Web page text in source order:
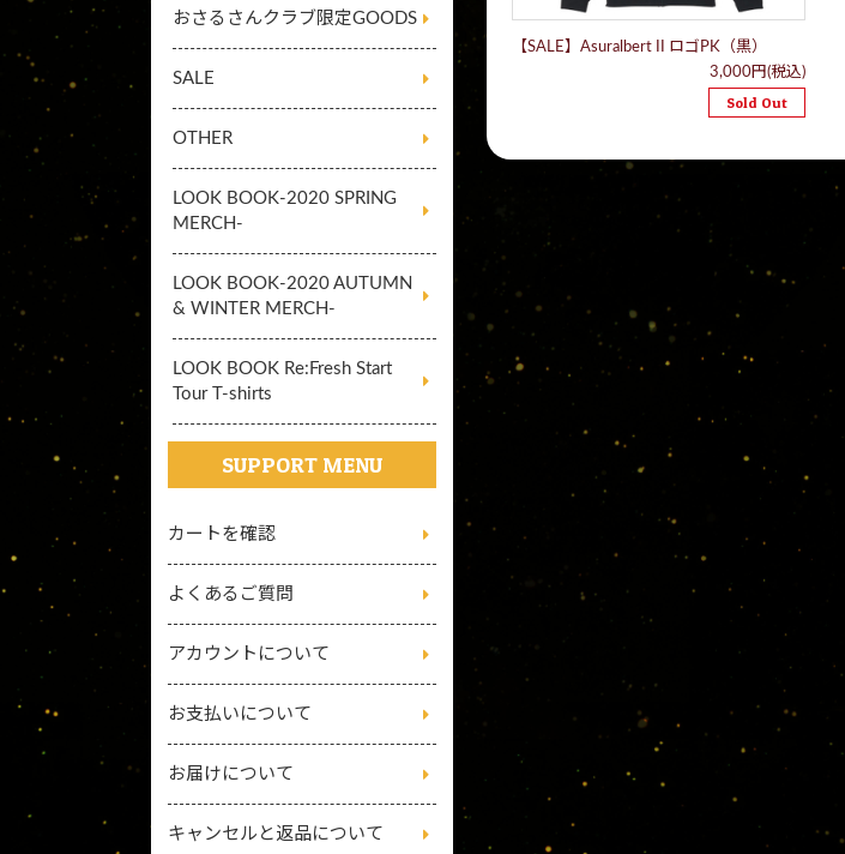
おさるさんクラブ限定GOODS
SALE
OTHER
LOOK BOOK-2020 SPRING
MERCH-
LOOK BOOK-2020 AUTUMN
& WINTER MERCH-
LOOK BOOK Re:Fresh Start
Tour T-shirts
SUPPORT MENU
カートを確認
よくあるご質問
アカウントについて
お支払いについて
お届けについて
キャンセルと返品について
【SALE】Asuralbert II ロゴPK（黒）
3,000円(税込)
Sold Out